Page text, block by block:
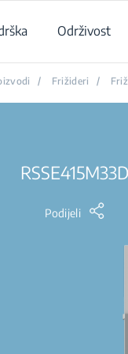
Održivost
/ Frižideri /
Podijeli